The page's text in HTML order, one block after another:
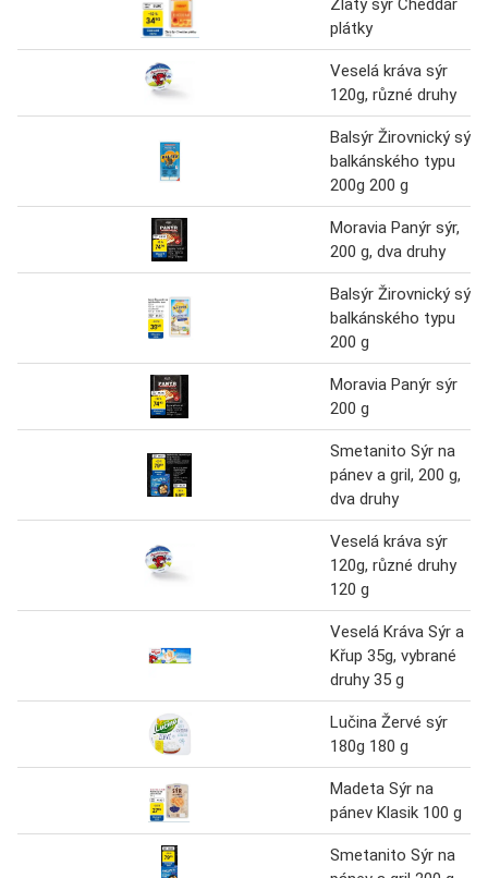
plátky
Veselá kráva sýr
120g, různé druhy
Balsýr Žirovnický sýr
balkánského typu
200g 200 g
Moravia Panýr sýr,
200 g, dva druhy
Balsýr Žirovnický sýr
balkánského typu
200 g
Moravia Panýr sýr
200 g
Smetanito Sýr na
pánev a gril, 200 g,
dva druhy
Veselá kráva sýr
120g, různé druhy
120 g
Veselá Kráva Sýr a
Křup 35g, vybrané
druhy 35 g
Lučina Žervé sýr
180g 180 g
Madeta Sýr na
pánev Klasik 100 g
Smetanito Sýr na